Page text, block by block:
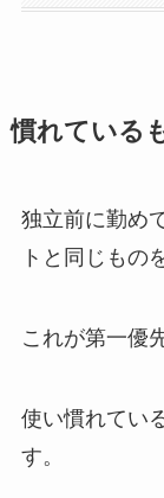
慣れている
独立前に勤め
トと同じもの
これが第一優
使い慣れてい
す。